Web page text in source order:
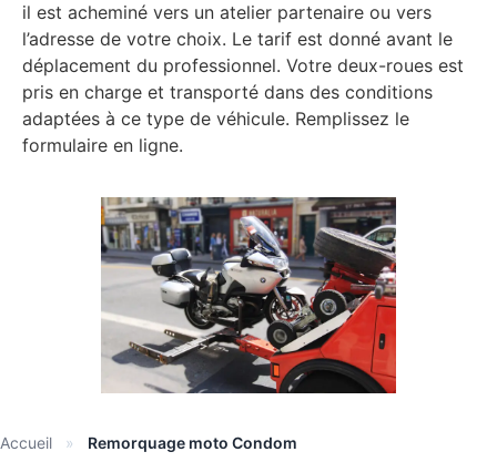
il est acheminé vers un atelier partenaire ou vers
l’adresse de votre choix. Le tarif est donné avant le
déplacement du professionnel. Votre deux-roues est
pris en charge et transporté dans des conditions
adaptées à ce type de véhicule. Remplissez le
formulaire en ligne.
Accueil » Remorquage moto Condom